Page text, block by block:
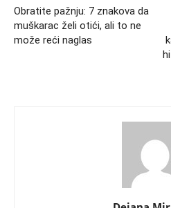
Obratite pažnju: 7 znakova da
muškarac želi otići, ali to ne
može reći naglas